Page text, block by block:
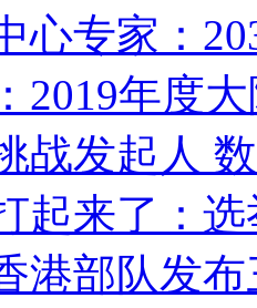
心专家：
2019年度
战发起人
起来了：
港部队发